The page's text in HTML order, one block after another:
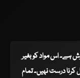
ہے۔ اس مواد کو بغیر
درست نہیں۔ تمام